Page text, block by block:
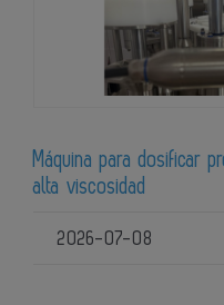
Máquina para dosificar
alta viscosidad
2026-07-08